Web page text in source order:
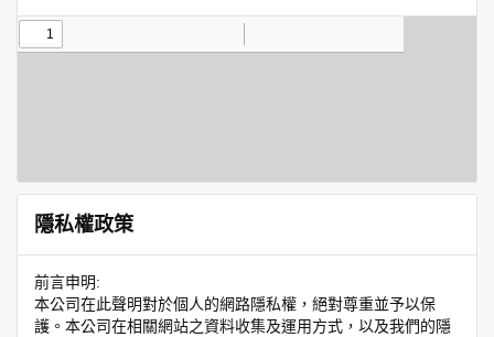
隱私權政策
前言申明:
本公司在此聲明對於個人的網路隱私權，絕對尊重並予以保
護。本公司在相關網站之資料收集及運用方式，以及我們的隱